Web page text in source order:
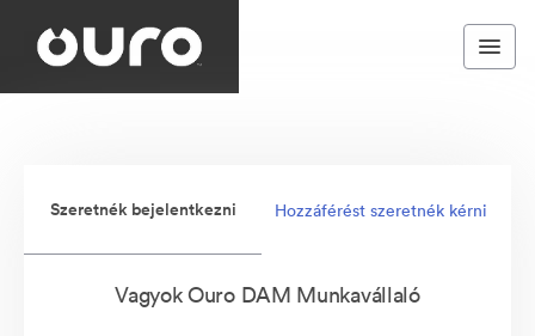
Szeretnék bejelentkezni Hozzáférést szeretnék kérni
Vagyok Ouro DAM Munkavállaló